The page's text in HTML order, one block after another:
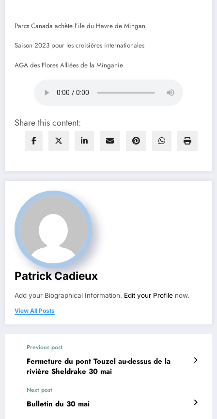
Parcs Canada achète l’ile du Havre de Mingan
Saison 2023 pour les croisières internationales
AGA des Flores Alliées de la Minganie
Share this content:
Patrick Cadieux
Add your Biographical Information. Edit your Profile now.
View All Posts
Previous post
Fermeture du pont Touzel au-dessus de la
rivière Sheldrake 30 mai
Next post
Bulletin du 30 mai